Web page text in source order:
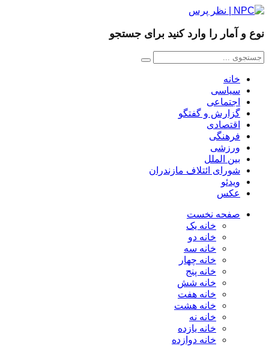
نوع و آمار را وارد کنید برای جستجو
خانه
سیاسی
اجتماعی
گزارش و گفتگو
اقتصادی
فرهنگی
ورزشی
بین الملل
شورای ائتلاف مازندران
ویدئو
عکس
صفحه نخست
خانه یک
خانه دو
خانه سه
خانه چهار
خانه پنج
خانه شش
خانه هفت
خانه هشت
خانه نه
خانه یازده
خانه دوازده